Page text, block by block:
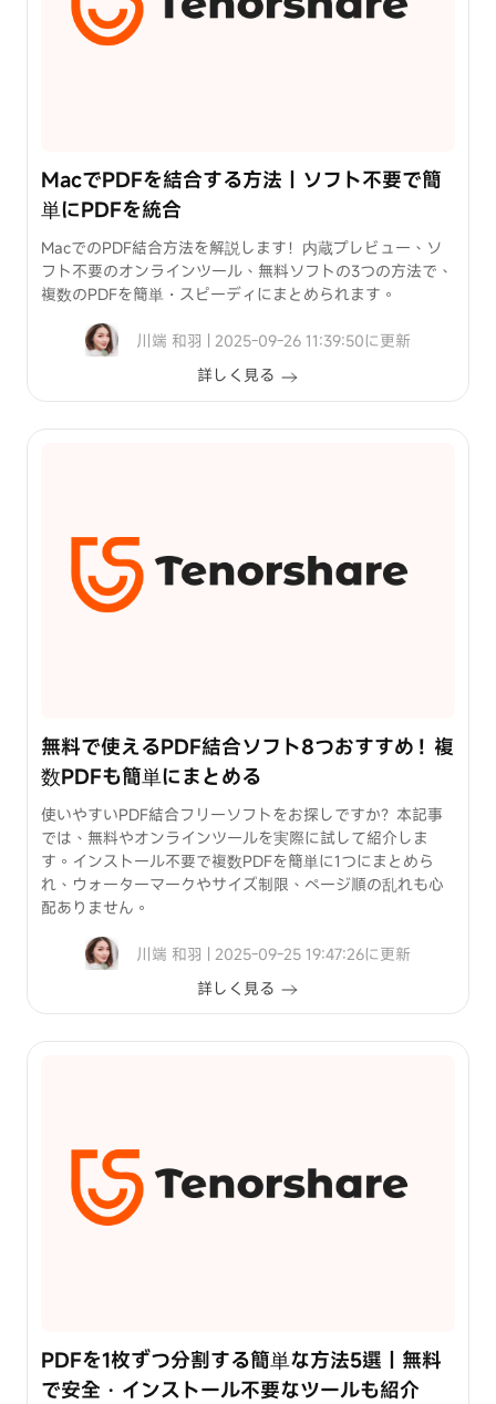
MacでPDFを結合する方法｜ソフト不要で簡
単にPDFを統合
MacでのPDF結合方法を解説します！内蔵プレビュー、ソ
フト不要のオンラインツール、無料ソフトの3つの方法で、
複数のPDFを簡単・スピーディにまとめられます。
川端 和羽 | 2025-09-26 11:39:50に更新
詳しく見る
無料で使えるPDF結合ソフト8つおすすめ！複
数PDFも簡単にまとめる
使いやすいPDF結合フリーソフトをお探しですか？本記事
では、無料やオンラインツールを実際に試して紹介しま
す。インストール不要で複数PDFを簡単に1つにまとめら
れ、ウォーターマークやサイズ制限、ページ順の乱れも心
配ありません。
川端 和羽 | 2025-09-25 19:47:26に更新
詳しく見る
PDFを1枚ずつ分割する簡単な方法5選｜無料
で安全・インストール不要なツールも紹介